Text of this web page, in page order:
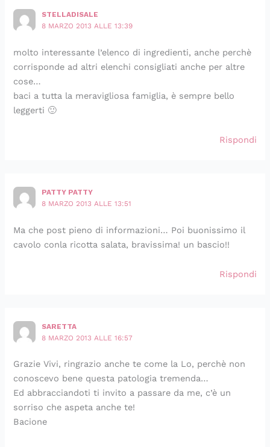
STELLADISALE
8 MARZO 2013 ALLE 13:39
molto interessante l’elenco di ingredienti, anche perchè
corrisponde ad altri elenchi consigliati anche per altre
cose…
baci a tutta la meravigliosa famiglia, è sempre bello
leggerti 🙂
Rispondi
PATTY PATTY
8 MARZO 2013 ALLE 13:51
Ma che post pieno di informazioni… Poi buonissimo il
cavolo conla ricotta salata, bravissima! un bascio!!
Rispondi
SARETTA
8 MARZO 2013 ALLE 16:57
Grazie Vivi, ringrazio anche te come la Lo, perchè non
conoscevo bene questa patologia tremenda…
Ed abbracciandoti ti invito a passare da me, c’è un
sorriso che aspeta anche te!
Bacione